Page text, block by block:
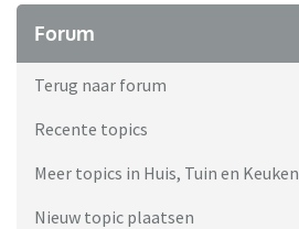
Forum
Terug naar forum
Recente topics
Meer topics in Huis, Tuin en Keuken
Nieuw topic plaatsen